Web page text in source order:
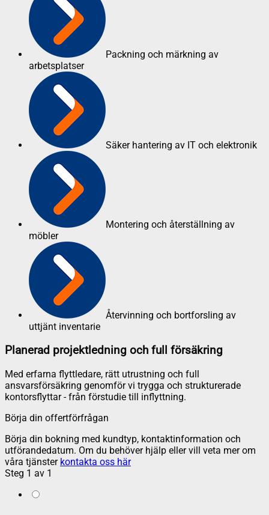
Packning och märkning av
arbetsplatser
Säker hantering av IT och elektronik
Montering och återställning av
möbler
Återvinning och bortforsling av
uttjänt inventarie
Planerad projektledning och full försäkring
Med erfarna flyttledare, rätt utrustning och full
ansvarsförsäkring genomför vi trygga och strukturerade
kontorsflyttar - från förstudie till inflyttning.
Börja din offertförfrågan
Börja din bokning med kundtyp, kontaktinformation och
utförandedatum. Om du behöver hjälp eller vill veta mer om
våra tjänster kontakta oss här
Steg 1 av 1